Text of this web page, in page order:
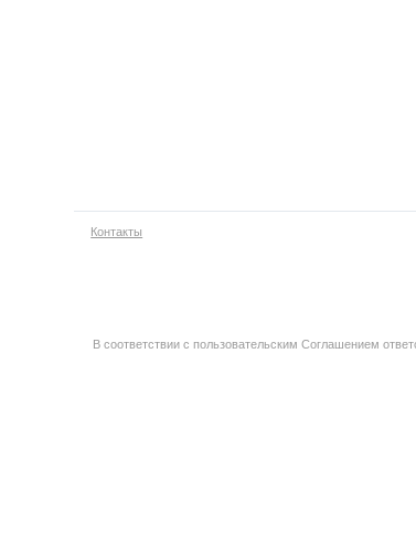
Контакты
В соответствии с пользовательским Соглашением